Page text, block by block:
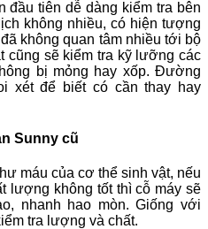
đầu tiên dễ dàng kiểm tra bên
không nhiều, có hiện tượng
không quan tâm nhiều tới bộ
cũng sẽ kiểm tra kỹ lưỡng các
bị mỏng hay xốp. Đường
xét để biết có cần thay hay
Sunny cũ
máu của cơ thể sinh vật, nếu
lượng không tốt thì cỗ máy sẽ
nhanh hao mòn. Giống với
tra lượng và chất.